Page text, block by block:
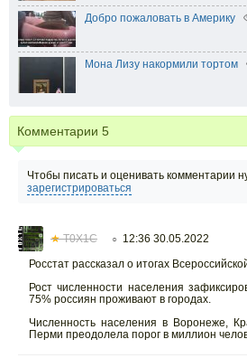
Добро пожаловать в Америку
Мона Лизу накормили тортом
Комментарии 5
Чтобы писать и оценивать комментарии
зарегистрироваться
★T0X1C ○ 12:36 30.05.2022
Росстат рассказал о итогах
Рост численности населения
75% россиян проживают в городах.
Численность населения в Воронеже,
Перми преодолела порог в миллион